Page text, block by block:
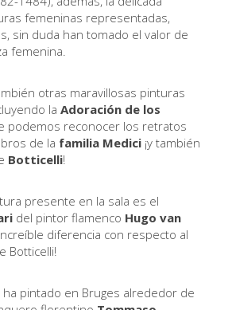
Torre de Arnolfo
de Vasari
Maria Novella
Croce
ahora
billetes con entrada rápida
文
femeninas representadas,
sin duda han tomado el valor de
femenina.
otras maravillosas pinturas
la Adoración de los
podemos reconocer los retratos
de la familia Medici ¡y también
Botticelli!
presente en la sala es el
del pintor flamenco Hugo van
diferencia con respecto al
Botticelli!
ha pintado en Bruges alrededor de